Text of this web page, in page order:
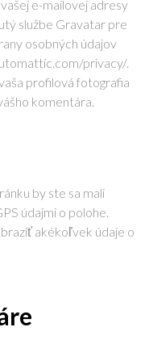
e-mailovej adresy
službe Gravatar pre
osobných údajov
privacy/.
profilová fotografia
komentára.
by ste sa mali
údajmi o polohe.
akékoľvek údaje o